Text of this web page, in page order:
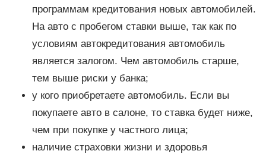
программам кредитования новых автомобилей.
На авто с пробегом ставки выше, так как по
условиям автокредитования автомобиль
является залогом. Чем автомобиль старше,
тем выше риски у банка;
у кого приобретаете автомобиль. Если вы
покупаете авто в салоне, то ставка будет ниже,
чем при покупке у частного лица;
наличие страховки жизни и здоровья